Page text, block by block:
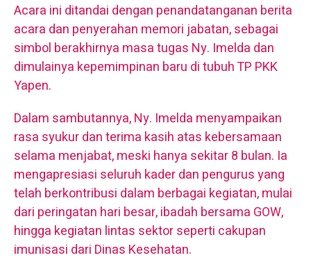
Acara ini ditandai dengan penandatanganan berita
acara dan penyerahan memori jabatan, sebagai
simbol berakhirnya masa tugas Ny. Imelda dan
dimulainya kepemimpinan baru di tubuh TP PKK
Yapen.
Dalam sambutannya, Ny. Imelda menyampaikan
rasa syukur dan terima kasih atas kebersamaan
selama menjabat, meski hanya sekitar 8 bulan. Ia
mengapresiasi seluruh kader dan pengurus yang
telah berkontribusi dalam berbagai kegiatan, mulai
dari peringatan hari besar, ibadah bersama GOW,
hingga kegiatan lintas sektor seperti cakupan
imunisasi dari Dinas Kesehatan.